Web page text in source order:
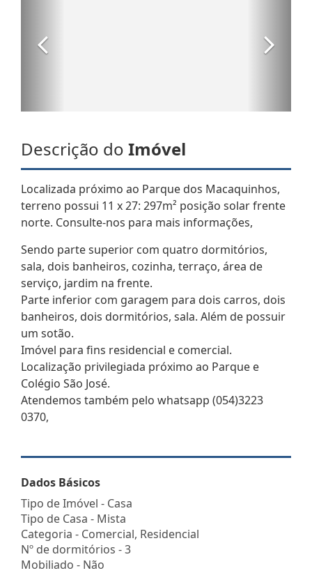
Descrição do Imóvel
Localizada próximo ao Parque dos Macaquinhos,
terreno possui 11 x 27: 297m² posição solar frente
norte. Consulte-nos para mais informações,
Sendo parte superior com quatro dormitórios,
sala, dois banheiros, cozinha, terraço, área de
serviço, jardim na frente.
Parte inferior com garagem para dois carros, dois
banheiros, dois dormitórios, sala. Além de possuir
um sotão.
Imóvel para fins residencial e comercial.
Localização privilegiada próximo ao Parque e
Colégio São José.
Atendemos também pelo whatsapp (054)3223
0370,
Dados Básicos
Tipo de Imóvel - Casa
Tipo de Casa - Mista
Categoria - Comercial, Residencial
Nº de dormitórios - 3
Mobiliado - Não